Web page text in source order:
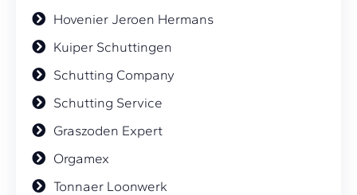
Hovenier Jeroen Hermans
Kuiper Schuttingen
Schutting Company
Schutting Service
Graszoden Expert
Orgamex
Tonnaer Loonwerk